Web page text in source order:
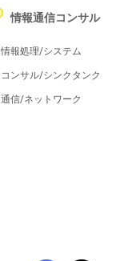
情報通信コンサル
情報処理/システム
コンサル/シンクタンク
通信/ネットワーク